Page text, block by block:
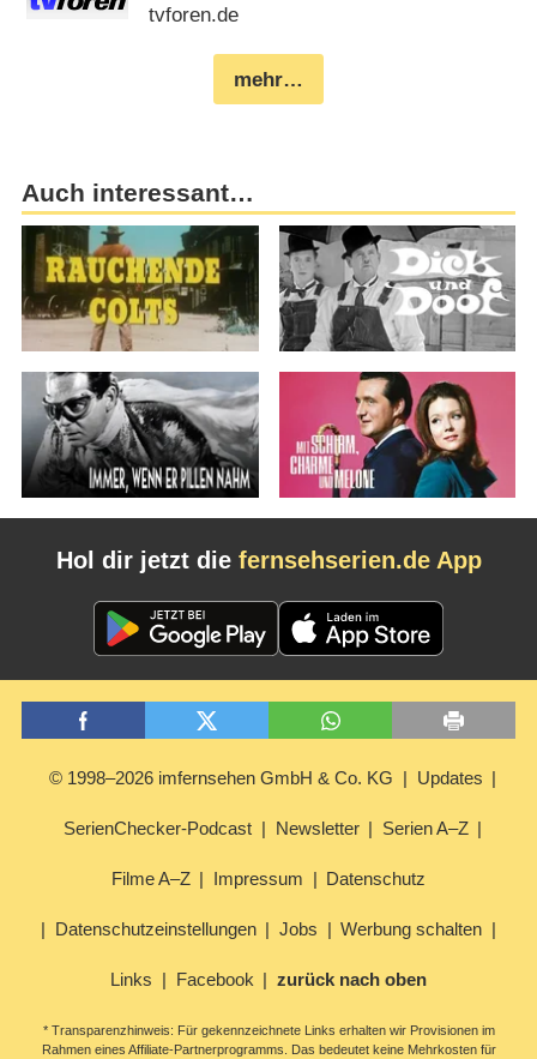
tvforen.de
mehr…
Auch interessant…
Hol dir jetzt die fernsehserien.de App
© 1998–2026 imfernsehen GmbH & Co. KG Updates
SerienChecker-Podcast Newsletter Serien A–Z
Filme A–Z Impressum Datenschutz
Datenschutzeinstellungen Jobs Werbung schalten
Links Facebook zurück nach oben
* Transparenzhinweis: Für gekennzeichnete Links erhalten wir Provisionen im
Rahmen eines Affiliate-Partnerprogramms. Das bedeutet keine Mehrkosten für